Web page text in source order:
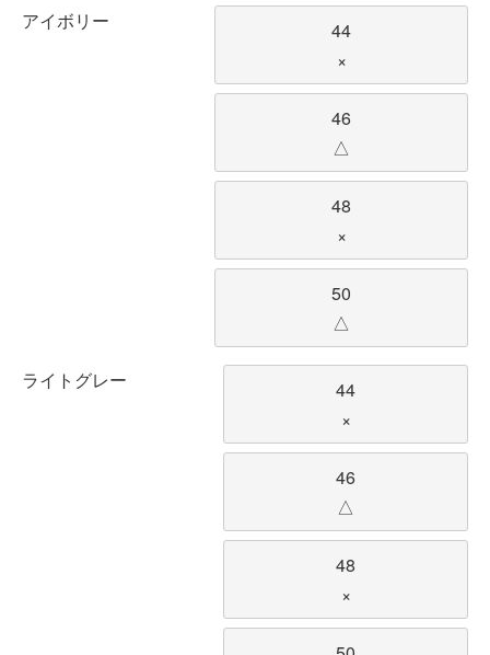
アイボリー
44
×
46
△
48
×
50
△
ライトグレー
44
×
46
△
48
×